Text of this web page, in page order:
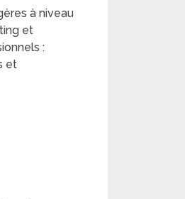
à niveau
et
:
et